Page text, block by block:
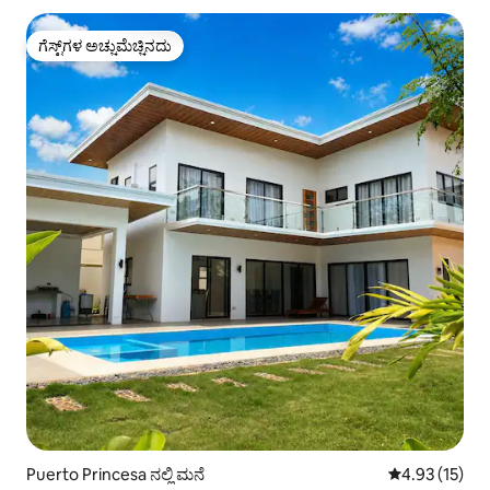
ಗೆಸ್ಟ್‌ಗಳ ಅಚ್ಚುಮೆಚ್ಚಿನದು
ಗೆಸ್ಟ್‌ಗಳ ಅಚ್ಚುಮೆಚ್ಚಿನದು
Puerto Princesa ನಲ್ಲಿ ಮನೆ 5 ರಲ್ಲಿ 4.93
4.93 (15)